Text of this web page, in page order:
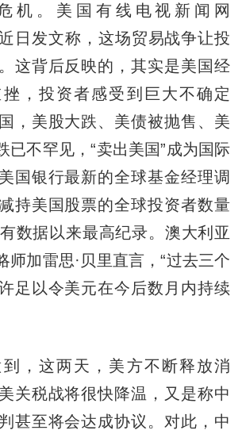
机。美国有线电视新闻网
近日发文称，这场贸易战争让投
这背后反映的，其实是美国经
，投资者感受到巨大不确定
，美股大跌、美债被抛售、美
已不罕见，“卖出美国”成为国际
国银行最新的全球基金经理调
持美国股票的全球投资者数量
数据以来最高纪录。澳大利亚
师加雷思·贝里直言，“过去三个
足以令美元在今后数月内持续
这两天，美方不断释放消
关税战将很快降温，又是称中
甚至将会达成协议。对此，中